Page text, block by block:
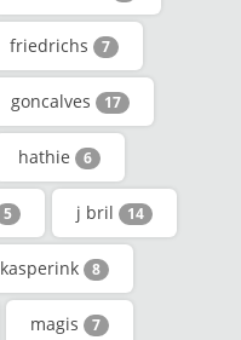
friedrichs 7
goncalves 17
hathie 6
5 j bril 14
kasperink 8
magis 7